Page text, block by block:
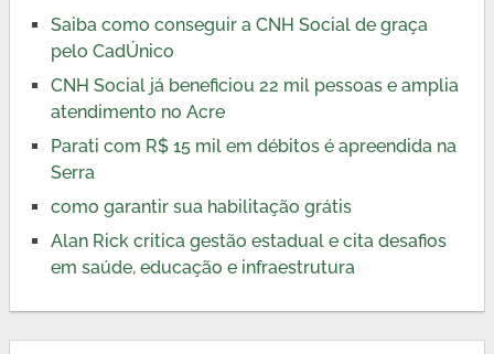
Saiba como conseguir a CNH Social de graça
pelo CadÚnico
CNH Social já beneficiou 22 mil pessoas e amplia
atendimento no Acre
Parati com R$ 15 mil em débitos é apreendida na
Serra
como garantir sua habilitação grátis
Alan Rick critica gestão estadual e cita desafios
em saúde, educação e infraestrutura